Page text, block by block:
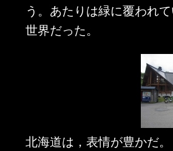
う。あたりは緑に覆われ
世界だった。
北海道は，表情が豊かだ。